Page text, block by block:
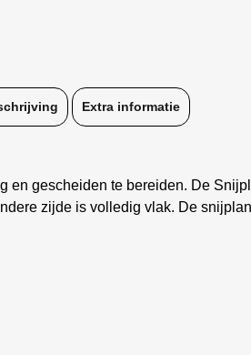
Extra informatie
en gescheiden te bereiden. De
zijde is volledig vlak. De